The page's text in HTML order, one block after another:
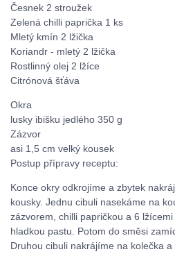
Česnek 2 stroužek
Zelená chilli paprička 1 ks
Mletý kmín 2 lžička
Koriandr - mletý 2 lžička
Rostlinný olej 2 lžíce
Citrónová šťáva
Okra
lusky ibišku jedlého 350 g
Zázvor
asi 1,5 cm velký kousek
Postup přípravy receptu:
Konce okry odkrojíme a zbytek
kousky. Jednu cibuli nasekáme na
zázvorem, chilli papričkou a 6
hladkou pastu. Potom do směsi
Druhou cibuli nakrájíme na kolečka